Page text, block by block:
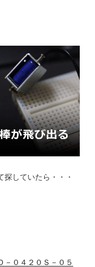
していたら・・・
０４２０Ｓ－０５